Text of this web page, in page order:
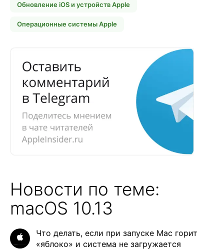
Обновление iOS и устройств Apple
Операционные системы Apple
Новости по теме:
macOS 10.13
Что делать, если при запуске Mac горит
«яблоко» и система не загружается